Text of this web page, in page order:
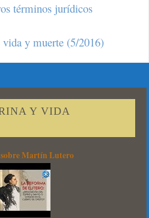
términos jurídicos
y muerte (5/2016)
Y VIDA
Martín Lutero